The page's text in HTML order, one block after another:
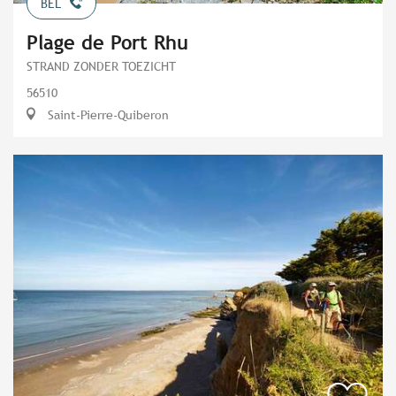
BEL
Plage de Port Rhu
STRAND ZONDER TOEZICHT
56510
Saint-Pierre-Quiberon